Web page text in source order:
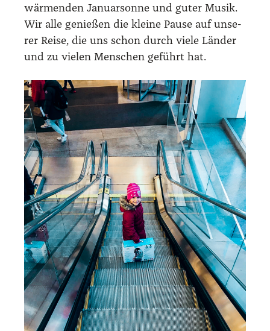
wär­men­den Janu­ar­son­ne und guter Musik.
Wir alle genie­ßen die klei­ne Pau­se auf unse­
rer Rei­se, die uns schon durch vie­le Län­der
und zu vie­len Men­schen geführt hat.